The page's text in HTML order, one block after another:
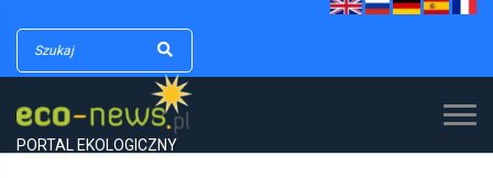
PORTAL EKOLOGICZNY